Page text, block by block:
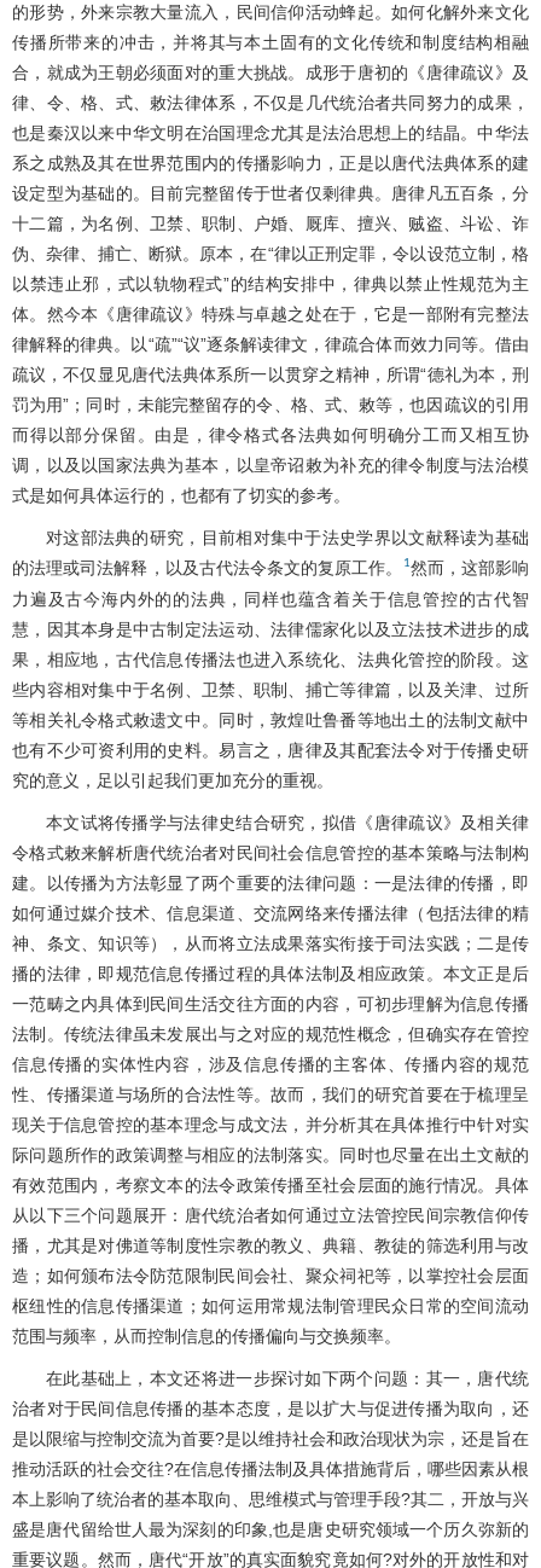
的形势，外来宗教大量流入，民间信仰活动蜂起。如何化解外来文化
传播所带来的冲击，并将其与本土固有的文化传统和制度结构相融
合，就成为王朝必须面对的重大挑战。成形于唐初的《唐律疏议》及
律、令、格、式、敕法律体系，不仅是几代统治者共同努力的成果，
也是秦汉以来中华文明在治国理念尤其是法治思想上的结晶。中华法
系之成熟及其在世界范围内的传播影响力，正是以唐代法典体系的建
设定型为基础的。目前完整留传于世者仅剩律典。唐律凡五百条，分
十二篇，为名例、卫禁、职制、户婚、厩库、擅兴、贼盗、斗讼、诈
伪、杂律、捕亡、断狱。原本，在“律以正刑定罪，令以设范立制，格
以禁违止邪，式以轨物程式”的结构安排中，律典以禁止性规范为主
体。然今本《唐律疏议》特殊与卓越之处在于，它是一部附有完整法
律解释的律典。以“疏”“议”逐条解读律文，律疏合体而效力同等。借由
疏议，不仅显见唐代法典体系所一以贯穿之精神，所谓“德礼为本，刑
罚为用”；同时，未能完整留存的令、格、式、敕等，也因疏议的引用
而得以部分保留。由是，律令格式各法典如何明确分工而又相互协
调，以及以国家法典为基本，以皇帝诏敕为补充的律令制度与法治模
式是如何具体运行的，也都有了切实的参考。
对这部法典的研究，目前相对集中于法史学界以文献释读为基础
的法理或司法解释，以及古代法令条文的复原工作。
1然而，这部影响
力遍及古今海内外的的法典，同样也蕴含着关于信息管控的古代智
慧，因其本身是中古制定法运动、法律儒家化以及立法技术进步的成
果，相应地，古代信息传播法也进入系统化、法典化管控的阶段。这
些内容相对集中于名例、卫禁、职制、捕亡等律篇，以及关津、过所
等相关礼令格式敕遗文中。同时，敦煌吐鲁番等地出土的法制文献中
也有不少可资利用的史料。易言之，唐律及其配套法令对于传播史研
究的意义，足以引起我们更加充分的重视。
本文试将传播学与法律史结合研究，拟借《唐律疏议》及相关律
令格式敕来解析唐代统治者对民间社会信息管控的基本策略与法制构
建。以传播为方法彰显了两个重要的法律问题：一是法律的传播，即
如何通过媒介技术、信息渠道、交流网络来传播法律（包括法律的精
神、条文、知识等），从而将立法成果落实衔接于司法实践；二是传
播的法律，即规范信息传播过程的具体法制及相应政策。本文正是后
一范畴之内具体到民间生活交往方面的内容，可初步理解为信息传播
法制。传统法律虽未发展出与之对应的规范性概念，但确实存在管控
信息传播的实体性内容，涉及信息传播的主客体、传播内容的规范
性、传播渠道与场所的合法性等。故而，我们的研究首要在于梳理呈
现关于信息管控的基本理念与成文法，并分析其在具体推行中针对实
际问题所作的政策调整与相应的法制落实。同时也尽量在出土文献的
有效范围内，考察文本的法令政策传播至社会层面的施行情况。具体
从以下三个问题展开：唐代统治者如何通过立法管控民间宗教信仰传
播，尤其是对佛道等制度性宗教的教义、典籍、教徒的筛选利用与改
造；如何颁布法令防范限制民间会社、聚众祠祀等，以掌控社会层面
枢纽性的信息传播渠道；如何运用常规法制管理民众日常的空间流动
范围与频率，从而控制信息的传播偏向与交换频率。
在此基础上，本文还将进一步探讨如下两个问题：其一，唐代统
治者对于民间信息传播的基本态度，是以扩大与促进传播为取向，还
是以限缩与控制交流为首要?是以维持社会和政治现状为宗，还是旨在
推动活跃的社会交往?在信息传播法制及具体措施背后，哪些因素从根
本上影响了统治者的基本取向、思维模式与管理手段?其二，开放与兴
盛是唐代留给世人最为深刻的印象,也是唐史研究领域一个历久弥新的
重要议题。然而，唐代“开放”的真实面貌究竟如何?对外的开放性和对